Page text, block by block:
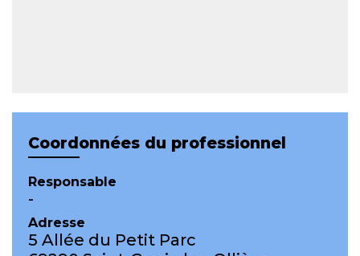
Coordonnées du professionnel
Responsable
-
Adresse
5 Allée du Petit Parc